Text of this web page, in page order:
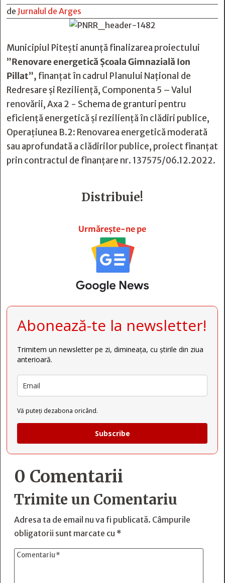
de Jurnalul de Arges
Municipiul Pitești anunță finalizarea proiectului
”Renovare energetică Școala Gimnazială Ion
Pillat”, finanţat în cadrul Planului Naţional de
Redresare și Reziliență, Componenta 5 – Valul
renovării, Axa 2 - Schema de granturi pentru
eficienţă energetică și rezilienţă în clădiri publice,
Operaţiunea B.2: Renovarea energetică moderată
sau aprofundată a clădirilor publice, proiect finanțat
prin contractul de finanțare nr. 137575/06.12.2022.
Distribuie!
Urmărește-ne pe
Abonează-te la newsletter!
Trimitem un newsletter pe zi, dimineața, cu știrile din ziua
anterioară.
Vă puteți dezabona oricând.
Subscribe
0 Comentarii
Trimite un Comentariu
Adresa ta de email nu va fi publicată. Câmpurile
obligatorii sunt marcate cu *